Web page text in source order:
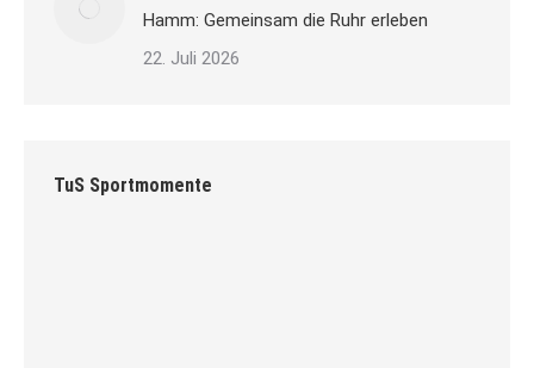
Hamm: Gemeinsam die Ruhr erleben
22. Juli 2026
TuS Sportmomente